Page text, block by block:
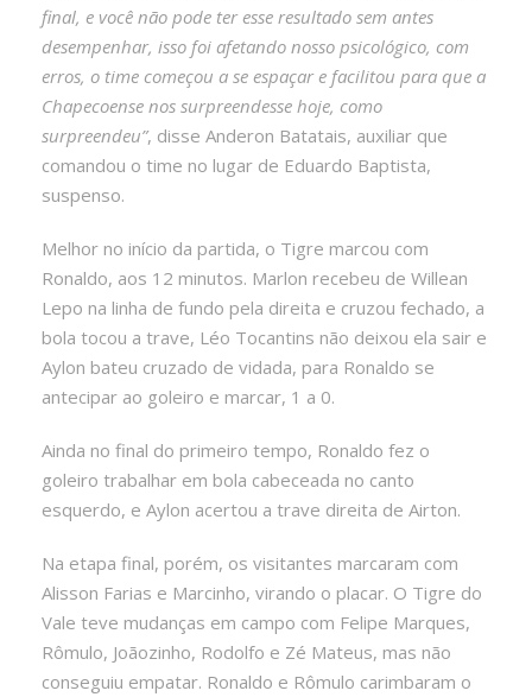
final, e você não pode ter esse resultado sem antes
desempenhar, isso foi afetando nosso psicológico, com
erros, o time começou a se espaçar e facilitou para que a
Chapecoense nos surpreendesse hoje, como
surpreendeu”, disse Anderon Batatais, auxiliar que
comandou o time no lugar de Eduardo Baptista,
suspenso.
Melhor no início da partida, o Tigre marcou com
Ronaldo, aos 12 minutos. Marlon recebeu de Willean
Lepo na linha de fundo pela direita e cruzou fechado, a
bola tocou a trave, Léo Tocantins não deixou ela sair e
Aylon bateu cruzado de vidada, para Ronaldo se
antecipar ao goleiro e marcar, 1 a 0.
Ainda no final do primeiro tempo, Ronaldo fez o
goleiro trabalhar em bola cabeceada no canto
esquerdo, e Aylon acertou a trave direita de Airton.
Na etapa final, porém, os visitantes marcaram com
Alisson Farias e Marcinho, virando o placar. O Tigre do
Vale teve mudanças em campo com Felipe Marques,
Rômulo, Joãozinho, Rodolfo e Zé Mateus, mas não
conseguiu empatar. Ronaldo e Rômulo carimbaram o